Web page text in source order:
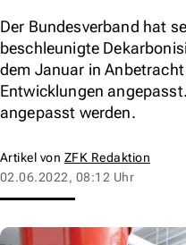
Der Bundesverband hat
beschleunigte
dem Januar in
Entwicklungen
angepasst werden.
Artikel von ZFK Redaktion
02.06.2022, 08:12 Uhr